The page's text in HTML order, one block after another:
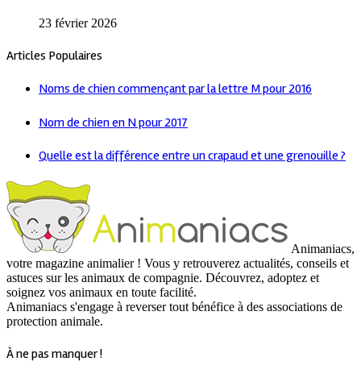
23 février 2026
Articles Populaires
Noms de chien commençant par la lettre M pour 2016
Nom de chien en N pour 2017
Quelle est la différence entre un crapaud et une grenouille ?
Animaniacs,
votre magazine animalier ! Vous y retrouverez actualités, conseils et
astuces sur les animaux de compagnie. Découvrez, adoptez et
soignez vos animaux en toute facilité.
Animaniacs s'engage à reverser tout bénéfice à des associations de
protection animale.
À ne pas manquer !